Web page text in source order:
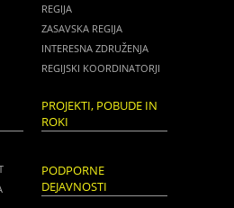
REGIJA
ZASAVSKA REGIJA
INTERESNA ZDRUŽENJA
REGIJSKI KOORDINATORJI
PROJEKTI, POBUDE IN
ROKI
PODPORNE
DEJAVNOSTI